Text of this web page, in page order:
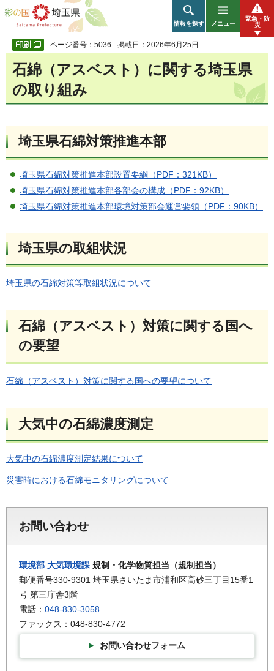
彩の国 埼玉県
情報を探す メニュー
緊急・防
災
ページ番号：5036 掲載日：2026年6月25日
石綿（アスベスト）に関する埼玉県
の取り組み
埼玉県石綿対策推進本部
埼玉県石綿対策推進本部設置要綱（PDF：321KB）
埼玉県石綿対策推進本部各部会の構成（PDF：92KB）
埼玉県石綿対策推進本部環境対策部会運営要領（PDF：90KB）
埼玉県の取組状況
埼玉県の石綿対策等取組状況について
石綿（アスベスト）対策に関する国へ
の要望
石綿（アスベスト）対策に関する国への要望について
大気中の石綿濃度測定
大気中の石綿濃度測定結果について
災害時における石綿モニタリングについて
お問い合わせ
環境部 大気環境課 規制・化学物質担当（規制担当）
郵便番号330-9301 埼玉県さいたま市浦和区高砂三丁目15番1
号 第三庁舎3階
電話： 048-830-3058
ファックス：048-830-4772
お問い合わせフォーム